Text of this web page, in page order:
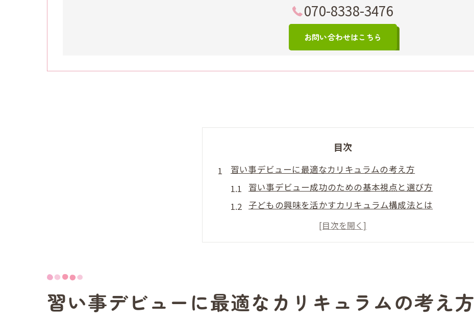
070-8338-3476
お問い合わせはこちら
目次
習い事デビューに最適なカリキュラムの考え方
習い事デビュー成功のための基本視点と選び方
子どもの興味を活かすカリキュラム構成法とは
スタートカリキュラム選びで押さえたいポイント
習い事デビューと教育効果の関係性を解説
習い事デビューで育つ非認知能力の伸ばし方
子どもの成長段階に合わせたサポート術
習い事デビューに最適なカリキュラムの考え方